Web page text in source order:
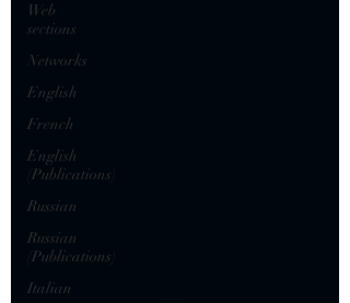
Web
sections
Networks
English
French
English
(Publications)
Russian
Russian
(Publications)
Italian